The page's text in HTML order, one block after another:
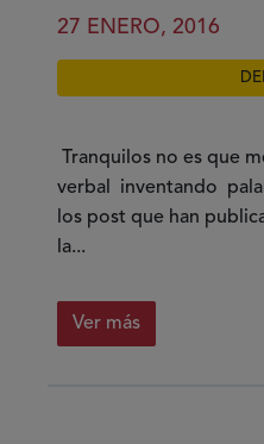
27 ENERO, 2016
Tranquilos no es que
verbal inventando
los post que han
la...
Ver más
sobre